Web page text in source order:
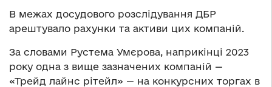
В межах досудового розслідування ДБР
арештувало рахунки та активи цих компаній.
За словами Рустема Умєрова, наприкінці 2023
року одна з вище зазначених компаній —
«Трейд лайнс рітейл» — на конкурсних торгах в